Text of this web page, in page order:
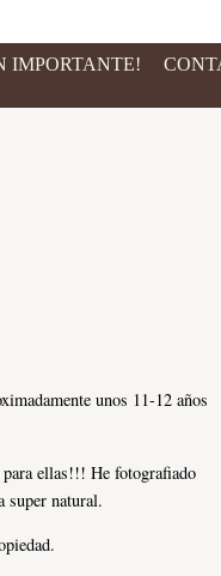
IMPORTANTE!
unos 11-12 años
para ellas!!! He fotografiado
super natural.